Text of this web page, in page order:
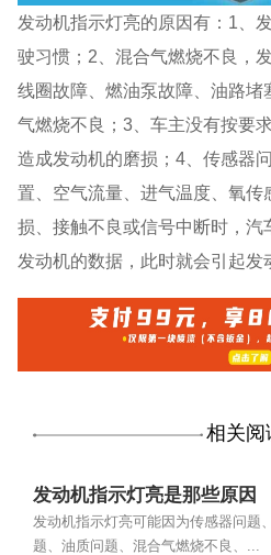
发动机指示灯亮的原因有：1、
驶习惯；2、混合气燃烧不良，
线圈故障、燃油泵故障、油路堵
气燃烧不良；3、车主没有按要
造成发动机的磨损；4、传感器
置、空气流量、进气温度、氧传
损、接触不良或信号中断时，
发动机的数据，此时就会引起发
相关阅
发动机指示灯亮是那些原因
发动机指示灯亮可能因为传感器问题
题、油质问题、混合气燃烧不良、...